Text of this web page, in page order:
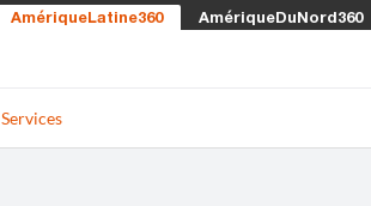
AmériqueLatine360 AmériqueDuNord360
Services